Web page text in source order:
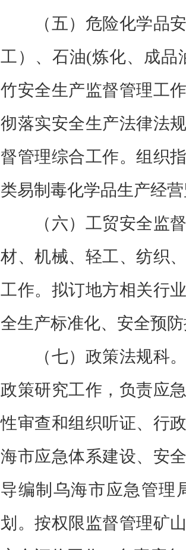
（五）危险化学品
工）、石油(炼化、成品
竹安全生产监督管理工
彻落实安全生产法律法
督管理综合工作。组织
类易制毒化学品生产经营
（六）工贸安全监
材、机械、轻工、纺织
工作。拟订地方相关行
全生产标准化、安全预防
（七）政策法规科
政策研究工作，负责应
性审查和组织听证、行
海市应急体系建设、安
导编制乌海市应急管理
划。按权限监督管理矿